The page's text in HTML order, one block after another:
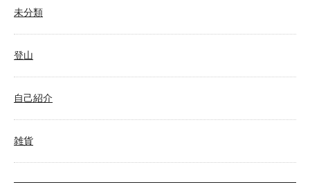
未分類
登山
自己紹介
雑貨